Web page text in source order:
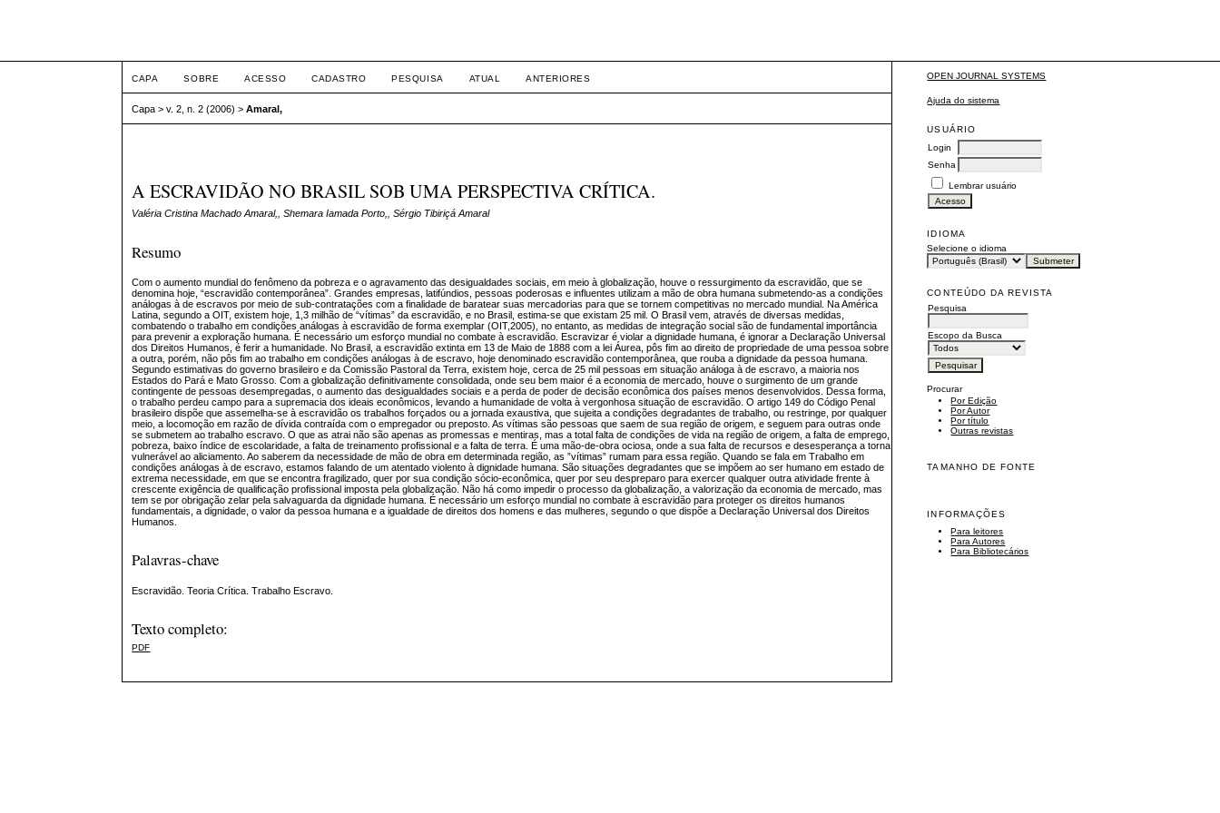
OPEN JOURNAL SYSTEMS
Ajuda do sistema
USUÁRIO
Login
Senha
Lembrar usuário
IDIOMA
Selecione o idioma
CONTEÚDO DA REVISTA
Pesquisa
Escopo da Busca
Procurar
Por Edição
Por Autor
Por título
Outras revistas
TAMANHO DE FONTE
INFORMAÇÕES
Para leitores
Para Autores
Para Bibliotecários
CAPA SOBRE ACESSO CADASTRO PESQUISA ATUAL ANTERIORES
Capa >v. 2, n. 2 (2006) >Amaral,
A ESCRAVIDÃO NO BRASIL SOB UMA PERSPECTIVA CRÍTICA.
Valéria Cristina Machado Amaral,, Shemara Iamada Porto,, Sérgio Tibiriçá Amaral
Resumo
Com o aumento mundial do fenômeno da pobreza e o agravamento das desigualdades sociais, em meio à globalização, houve o ressurgimento da escravidão, que se
denomina hoje, “escravidão contemporânea”. Grandes empresas, latifúndios, pessoas poderosas e influentes utilizam a mão de obra humana submetendo-as a condições
análogas à de escravos por meio de sub-contratações com a finalidade de baratear suas mercadorias para que se tornem competitivas no mercado mundial. Na América
Latina, segundo a OIT, existem hoje, 1,3 milhão de “vítimas” da escravidão, e no Brasil, estima-se que existam 25 mil. O Brasil vem, através de diversas medidas,
combatendo o trabalho em condições análogas à escravidão de forma exemplar (OIT,2005), no entanto, as medidas de integração social são de fundamental importância
para prevenir a exploração humana. É necessário um esforço mundial no combate à escravidão. Escravizar é violar a dignidade humana, é ignorar a Declaração Universal
dos Direitos Humanos, é ferir a humanidade. No Brasil, a escravidão extinta em 13 de Maio de 1888 com a lei Áurea, pôs fim ao direito de propriedade de uma pessoa sobre
a outra, porém, não pôs fim ao trabalho em condições análogas à de escravo, hoje denominado escravidão contemporânea, que rouba a dignidade da pessoa humana.
Segundo estimativas do governo brasileiro e da Comissão Pastoral da Terra, existem hoje, cerca de 25 mil pessoas em situação análoga à de escravo, a maioria nos
Estados do Pará e Mato Grosso. Com a globalização definitivamente consolidada, onde seu bem maior é a economia de mercado, houve o surgimento de um grande
contingente de pessoas desempregadas, o aumento das desigualdades sociais e a perda de poder de decisão econômica dos países menos desenvolvidos. Dessa forma,
o trabalho perdeu campo para a supremacia dos ideais econômicos, levando a humanidade de volta à vergonhosa situação de escravidão. O artigo 149 do Código Penal
brasileiro dispõe que assemelha-se à escravidão os trabalhos forçados ou a jornada exaustiva, que sujeita a condições degradantes de trabalho, ou restringe, por qualquer
meio, a locomoção em razão de dívida contraída com o empregador ou preposto. As vítimas são pessoas que saem de sua região de origem, e seguem para outras onde
se submetem ao trabalho escravo. O que as atrai não são apenas as promessas e mentiras, mas a total falta de condições de vida na região de origem, a falta de emprego,
pobreza, baixo índice de escolaridade, a falta de treinamento profissional e a falta de terra. É uma mão-de-obra ociosa, onde a sua falta de recursos e desesperança a torna
vulnerável ao aliciamento. Ao saberem da necessidade de mão de obra em determinada região, as ”vítimas” rumam para essa região. Quando se fala em Trabalho em
condições análogas à de escravo, estamos falando de um atentado violento à dignidade humana. São situações degradantes que se impõem ao ser humano em estado de
extrema necessidade, em que se encontra fragilizado, quer por sua condição sócio-econômica, quer por seu despreparo para exercer qualquer outra atividade frente à
crescente exigência de qualificação profissional imposta pela globalização. Não há como impedir o processo da globalização, a valorização da economia de mercado, mas
tem se por obrigação zelar pela salvaguarda da dignidade humana. É necessário um esforço mundial no combate à escravidão para proteger os direitos humanos
fundamentais, a dignidade, o valor da pessoa humana e a igualdade de direitos dos homens e das mulheres, segundo o que dispõe a Declaração Universal dos Direitos
Humanos.
Palavras-chave
Escravidão. Teoria Crítica. Trabalho Escravo.
Texto completo:
PDF